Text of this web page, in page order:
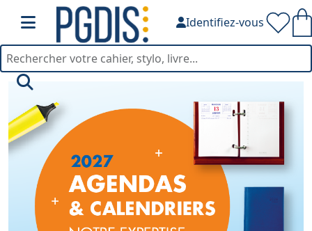
Identifiez-vous
Agendas 2026-2027 —